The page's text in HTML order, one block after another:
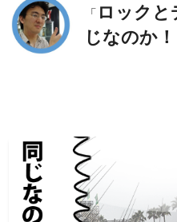
「 ロックと
じなのか